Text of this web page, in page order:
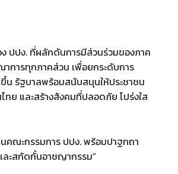
ปปง. ที่ผลักดันการมีส่วนร่วมของภาค
การทุกภาคส่วน เพื่อยกระดับการ
น รัฐบาลพร้อมสนับสนุนให้ประชาชน
ไทย และสร้างสังคมที่ปลอดภัย โปร่งใส
คณะกรรมการ ปปง. พร้อมปาฐกถา
ละสกัดกั้นอาชญากรรม”